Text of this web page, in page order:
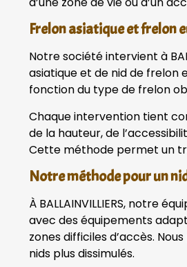
Frelon asiatique et frelon
Notre société intervient à
asiatique et de nid de frelon
fonction du type de frelon
Chaque intervention tient
de la hauteur, de
Cette méthode permet un
Notre méthode pour un
À BALLAINVILLIERS, notre
avec des équipements
zones difficiles d’accès.
nids plus dissimulés.